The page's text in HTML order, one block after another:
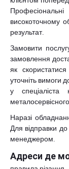
високоточному
результат.
Замовити
замовлення
як
уточніть вимоги
у
Наразі
Для відправки до
менеджером.
Адреси де